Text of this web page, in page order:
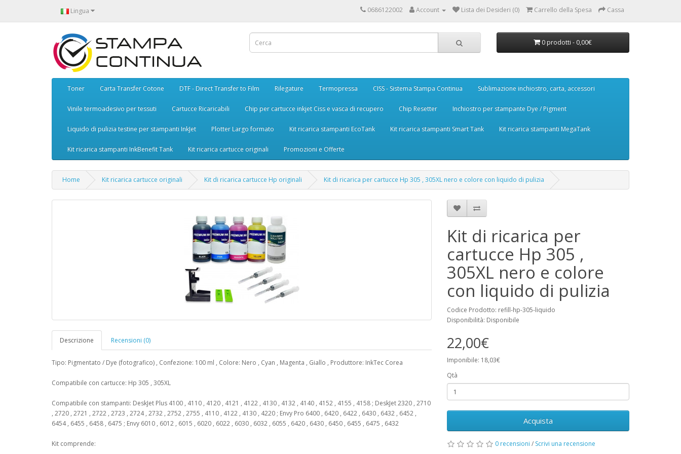
Lingua 0686122002 Account Lista dei Desideri (0) Carrello della Spesa Cassa
0 prodotti - 0,00€
Toner Carta Transfer Cotone DTF - Direct Transfer to Film Rilegature Termopressa CISS - Sistema Stampa Continua Sublimazione inchiostro, carta, accessori
Vinile termoadesivo per tessuti Cartucce Ricaricabili Chip per cartucce inkjet Ciss e vasca di recupero Chip Resetter Inchiostro per stampante Dye / Pigment
Liquido di pulizia testine per stampanti InkJet Plotter Largo formato Kit ricarica stampanti EcoTank Kit ricarica stampanti Smart Tank Kit ricarica stampanti MegaTank
Kit ricarica stampanti InkBenefit Tank Kit ricarica cartucce originali Promozioni e Offerte
Home Kit ricarica cartucce originali Kit di ricarica cartucce Hp originali Kit di ricarica per cartucce Hp 305 , 305XL nero e colore con liquido di pulizia
Descrizione Recensioni (0)
Tipo: Pigmentato / Dye (fotografico) , Confezione: 100 ml , Colore: Nero , Cyan , Magenta , Giallo , Produttore: InkTec Corea
Compatibile con cartucce: Hp 305 , 305XL
Compatibile con stampanti: DeskJet Plus 4100 , 4110 , 4120 , 4121 , 4122 , 4130 , 4132 , 4140 , 4152 , 4155 , 4158 ; DeskJet 2320 , 2710
, 2720 , 2721 , 2722 , 2723 , 2724 , 2732 , 2752 , 2755 , 4110 , 4122 , 4130 , 4220 ; Envy Pro 6400 , 6420 , 6422 , 6430 , 6432 , 6452 ,
6454 , 6455 , 6458 , 6475 ; Envy 6010 , 6012 , 6015 , 6020 , 6022 , 6030 , 6032 , 6055 , 6420 , 6430 , 6450 , 6455 , 6475 , 6432
Kit comprende:
Kit di ricarica per
cartucce Hp 305 ,
305XL nero e colore
con liquido di pulizia
Codice Prodotto: refill-hp-305-liquido
Disponibilità: Disponibile
22,00€
Imponibile: 18,03€
Qtà
Acquista
0 recensioni / Scrivi una recensione